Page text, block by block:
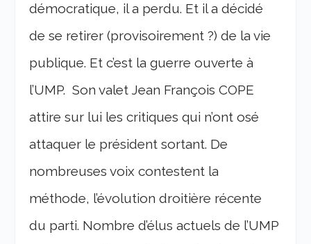
démocratique, il a perdu. Et il a décidé
de se retirer (provisoirement ?) de la vie
publique. Et c’est la guerre ouverte à
l’UMP. Son valet Jean François COPE
attire sur lui les critiques qui n’ont osé
attaquer le président sortant. De
nombreuses voix contestent la
méthode, l’évolution droitière récente
du parti. Nombre d’élus actuels de l’UMP